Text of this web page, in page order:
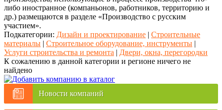
либо иностранное (компаньонов, работников, территорию и
др.) размещаются в разделе «Производство с русским
участием».
Подкатегории: Дизайн и проектирование | Строительные
материалы | Строительное оборудование, инструменты |
Услуги строительства и ремонта | Двери, окна, перегородки
К сожалению в данной категории и регионе ничего не
найдено
Новости компаний